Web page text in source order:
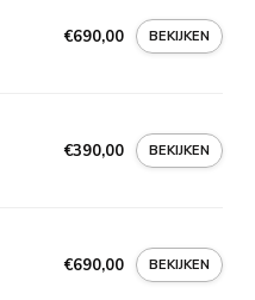
€690,00 BEKIJKEN
€390,00 BEKIJKEN
€690,00 BEKIJKEN